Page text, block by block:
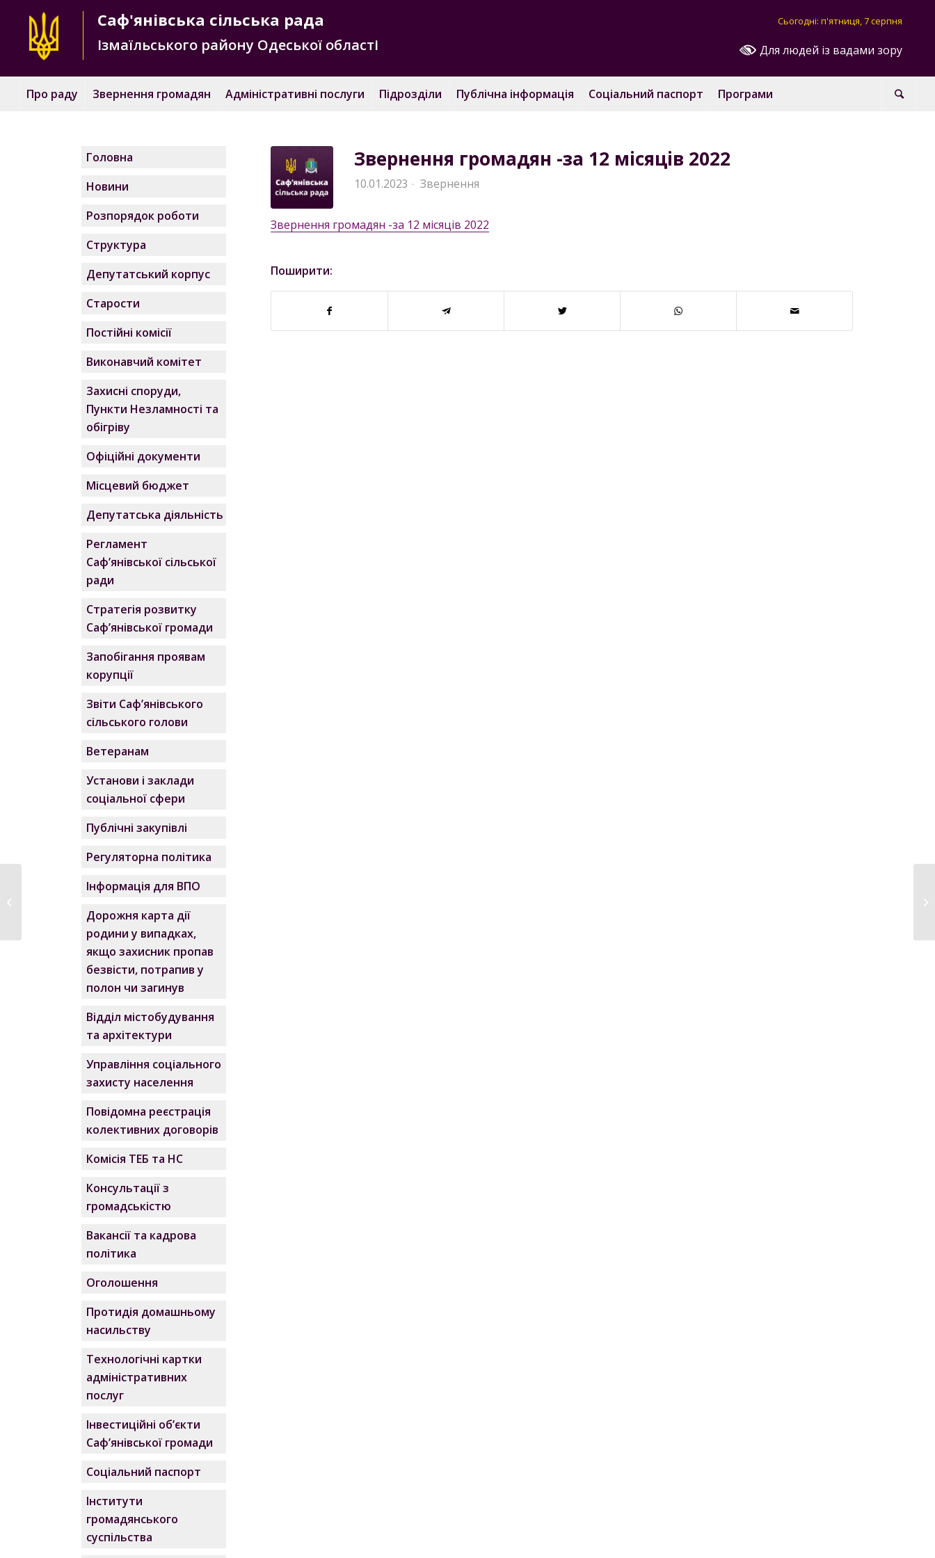
Для людей із вадами зору
Сьогодні: п'ятниця, 7 серпня
Саф'янівська сільська рада
Ізмаїльського району Одеської області
Про раду Звернення громадян Адміністративні послуги Підрозділи Публічна інформація Соціальний паспорт Програми
Звернення громадян -за 12 місяців 2022
10.01.2023 · Звернення
Звернення громадян -за 12 місяців 2022
Поширити:
Головна
Новини
Розпорядок роботи
Структура
Депутатський корпус
Старости
Постійні комісії
Виконавчий комітет
Захисні споруди,
Пункти Незламності та
обігріву
Офіційні документи
Місцевий бюджет
Депутатська діяльність
Регламент
Саф’янівської сільської
ради
Стратегія розвитку
Саф’янівської громади
Запобігання проявам
корупції
Звіти Саф’янівського
сільського голови
Ветеранам
Установи і заклади
соціальної сфери
Публічні закупівлі
Регуляторна політика
Інформація для ВПО
Дорожня карта дії
родини у випадках,
якщо захисник пропав
безвісти, потрапив у
полон чи загинув
Відділ містобудування
та архітектури
Управління соціального
захисту населення
Повідомна реєстрація
колективних договорів
Комісія ТЕБ та НС
Консультації з
громадськістю
Вакансії та кадрова
політика
Оголошення
Протидія домашньому
насильству
Технологічні картки
адміністративних
послуг
Інвестиційні об’єкти
Саф’янівської громади
Соціальний паспорт
Інститути
громадянського
суспільства
До уваги мешканців